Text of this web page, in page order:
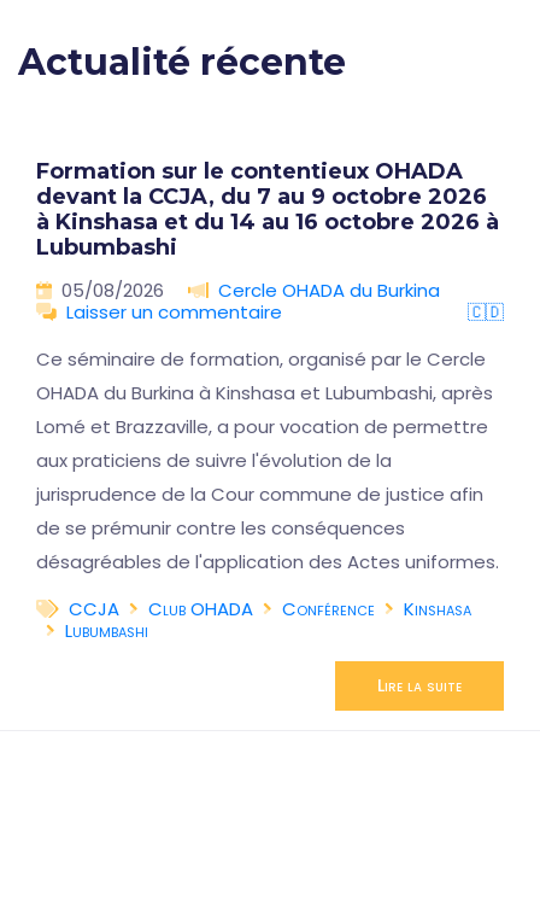
Actualité récente
Formation sur le contentieux OHADA
devant la CCJA, du 7 au 9 octobre 2026
à Kinshasa et du 14 au 16 octobre 2026 à
Lubumbashi
05/08/2026
Cercle OHADA du Burkina
Laisser un commentaire
🇨🇩
Ce séminaire de formation, organisé par le Cercle
OHADA du Burkina à Kinshasa et Lubumbashi, après
Lomé et Brazzaville, a pour vocation de permettre
aux praticiens de suivre l'évolution de la
jurisprudence de la Cour commune de justice afin
de se prémunir contre les conséquences
désagréables de l'application des Actes uniformes.
CCJA
Club OHADA Conférence
Kinshasa
Lubumbashi
Lire la suite